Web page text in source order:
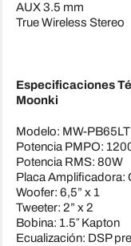
AUX 3.5 mm
True Wireless Stereo
Especificaciones
Moonki
Modelo: MW-PB65LT
Potencia PMPO:
Potencia RMS: 80W
Placa Amplificadora:
Woofer: 6,5” x 1
Tweeter: 2” x 2
Bobina: 1.5″ Kapton
Ecualización: DSP